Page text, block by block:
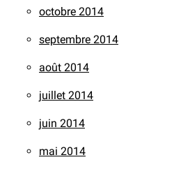
octobre 2014
septembre 2014
août 2014
juillet 2014
juin 2014
mai 2014